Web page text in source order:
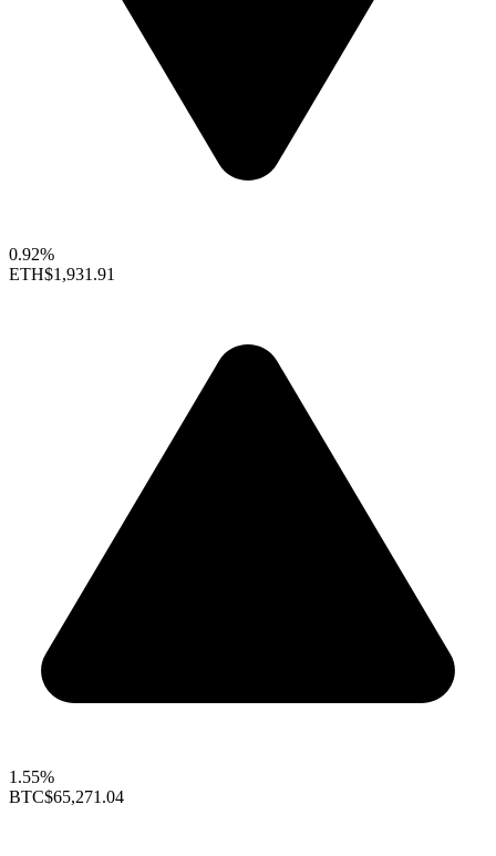
0.92%
ETH$1,931.91
1.55%
BTC$65,271.04